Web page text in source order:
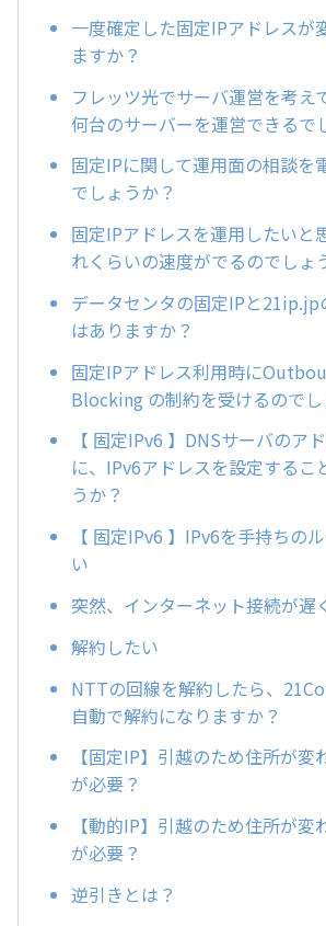
一度確定した固定IPアドレスが
ますか？
フレッツ光でサーバ運営を考え
何台のサーバーを運営できるで
固定IPに関して運用面の相談を
でしょうか？
固定IPアドレスを運用したいと
れくらいの速度がでるのでしょ
データセンタの固定IPと21ip.jp
はありますか？
固定IPアドレス利用時に
Blocking の制約を受けるのでし
【 固定IPv6 】DNSサーバのア
に、IPv6アドレスを設定するこ
うか？
【 固定IPv6 】IPv6を手持ちの
い
突然、インターネット接続が遅
解約したい
NTTの回線を解約したら、
自動で解約になりますか？
【固定IP】引越のため住所が変
が必要？
【動的IP】引越のため住所が変
が必要？
逆引きとは？